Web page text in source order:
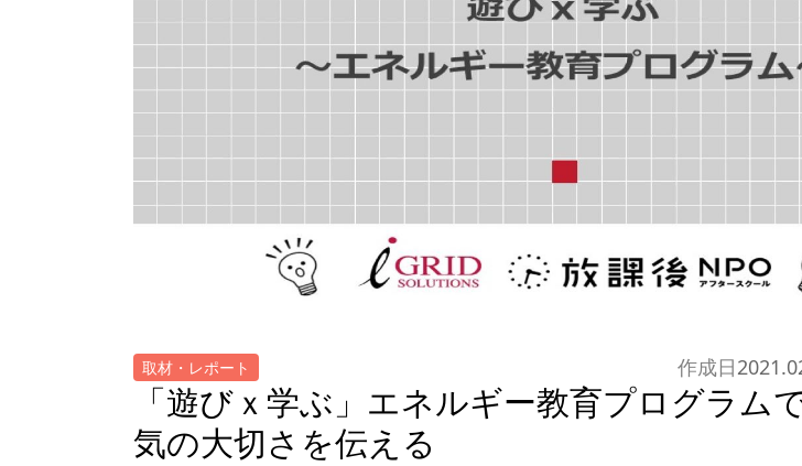
取材・レポート 作成日
「遊びｘ学ぶ」エネルギー教育プログラム
気の大切さを伝える